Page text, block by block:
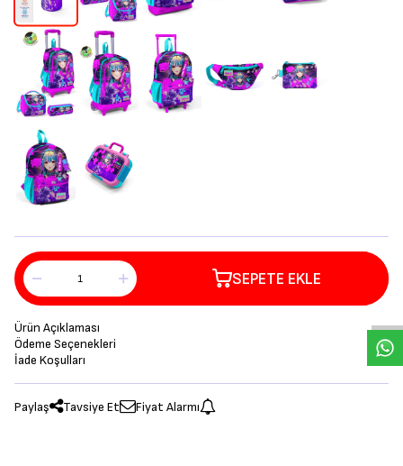
SEPETE EKLE
Ürün Açıklaması
Ödeme Seçenekleri
İade Koşulları
Paylaş Tavsiye Et Fiyat Alarmı